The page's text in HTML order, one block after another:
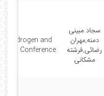
سجاد مبینی
دمنه,مهران
رضائی,فرشته
مشکانی
Hydrogen and
Cell Conference